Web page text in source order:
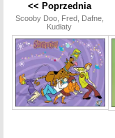
<< Poprzednia
Scooby Doo, Fred, Dafne,
Kudłaty